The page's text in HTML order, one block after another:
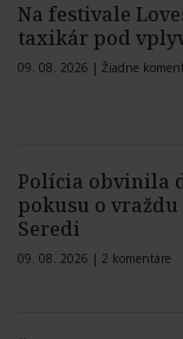
Na festivale
taxikár pod
09. 08. 2026 | Žiadne
Polícia obvinila
pokusu o
Seredi
09. 08. 2026 | 2 komentáre